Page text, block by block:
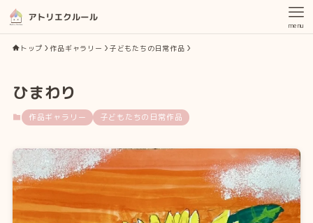
menu
トップ 作品ギャラリー 子どもたちの日常作品
ひまわり
作品ギャラリー 子どもたちの日常作品